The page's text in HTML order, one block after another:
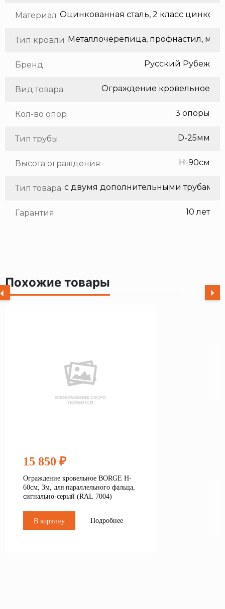
Материал
Тип кровли
Бренд Русский Рубеж
Вид товара Ограждение кровельное
Кол-во опор 3 опоры
Тип трубы D-25мм
Высота ограждения H-90см
Тип товара с двумя дополнительными трубами
Гарантия 10 лет
Похожие товары
15 850 ₽
Ограждение кровельное BORGE H-
60см, 3м, для параллельного фальца,
сигнально-серый (RAL 7004)
В корзину Подробнее